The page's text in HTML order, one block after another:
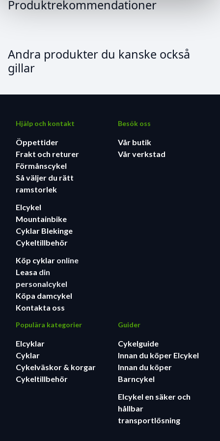
Produktrekommendationer
Andra produkter du kanske också
gillar
Hjälp och kontakt
Öppettider
Frakt och returer
Förmånscykel
Så väljer du rätt
ramstorlek
Elcykel
Mountainbike
Cyklar Blekinge
Cykeltillbehör
Köp cyklar online
Leasa din
personalcykel
Köpa damcykel
Kontakta oss
Besök oss
Vår butik
Vår verkstad
Populära kategorier
Elcyklar
Cyklar
Cykelväskor & korgar
Cykeltillbehör
Guider
Cykelguide
Innan du köper Elcykel
Innan du köper
Barncykel
Elcykel en säker och
hållbar
transportlösning